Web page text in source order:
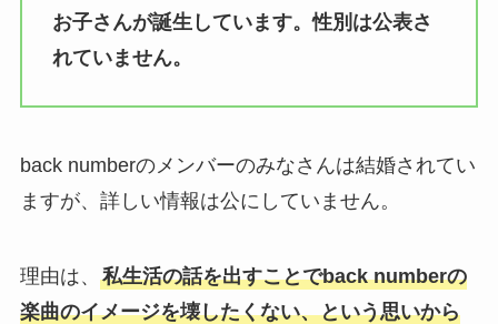
お子さんが誕生しています。性別は公表さ
れていません。
back numberのメンバーのみなさんは結婚されてい
ますが、詳しい情報は公にしていません。
理由は、 私生活の話を出すことでback numberの
楽曲のイメージを壊したくない、という思いから